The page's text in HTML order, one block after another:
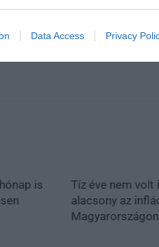
Data Access Privacy
is
Tíz éve nem volt
alacsony az
Magyarországon